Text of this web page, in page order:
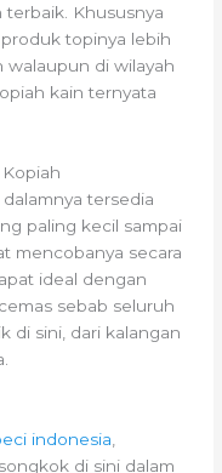
Khususnya
topinya lebih
walaupun di wilayah
kain ternyata
tersedia
paling kecil sampai
mencobanya secara
ideal dengan
sebab seluruh
di sini, dari kalangan
indonesia
di sini dalam